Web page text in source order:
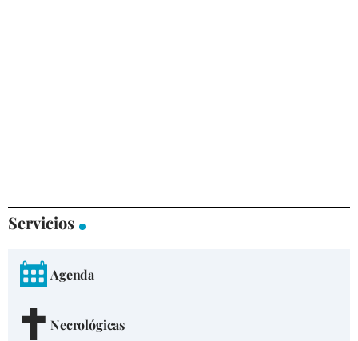
Servicios
Agenda
Necrológicas